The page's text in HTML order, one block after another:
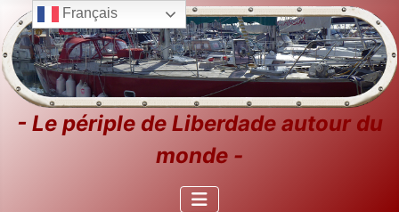
- Le périple de Liberdade autour du
monde -
Français